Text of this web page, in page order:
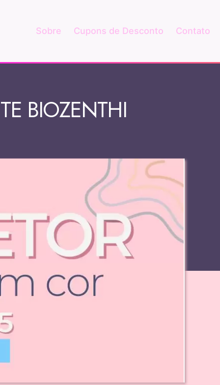
Sobre Cupons de Desconto Contato
BIOZENTHI